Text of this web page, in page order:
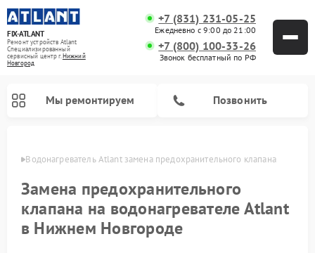
FIX-ATLANT
Ремонт устройств Atlant
Специализированный
cервисный центр г.Нижний
Новгород
+7 (831) 231-05-25
Ежедневно с 9:00 до 21:00
+7 (800) 100-33-26
Звонок бесплатный по РФ
Мы ремонтируем Позвонить
Водонагреватель Atlant замена предохранительного клапана
Замена предохранительного
клапана на водонагревателе Atlant
в Нижнем Новгороде